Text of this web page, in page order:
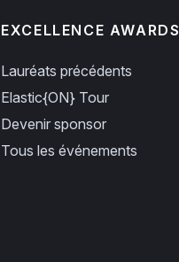
EXCELLENCE AWARDS
Lauréats précédents
Elastic{ON} Tour
Devenir sponsor
Tous les événements